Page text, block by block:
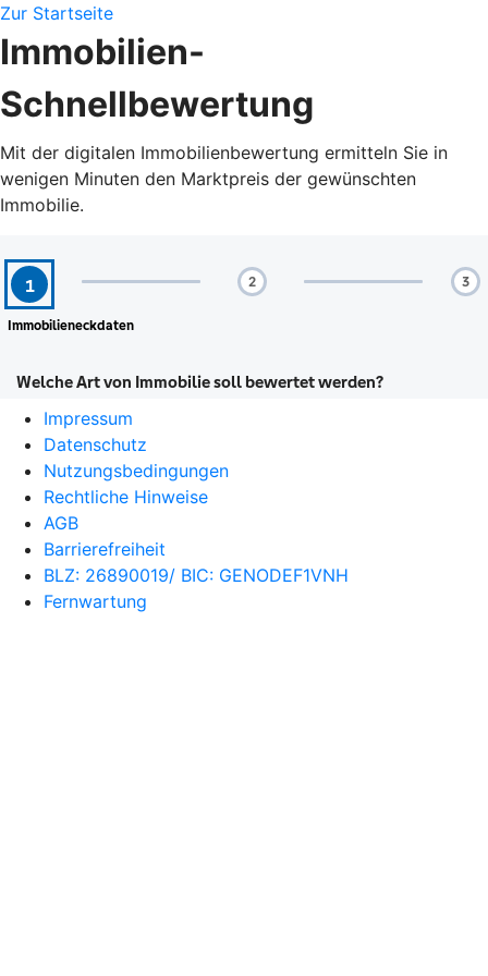
Zur Startseite
Immobilien-
Schnellbewertung
Mit der digitalen Immobilienbewertung ermitteln Sie in
wenigen Minuten den Marktpreis der gewünschten
Immobilie.
Impressum
Datenschutz
Nutzungsbedingungen
Rechtliche Hinweise
AGB
Barrierefreiheit
BLZ: 26890019/ BIC: GENODEF1VNH
Fernwartung